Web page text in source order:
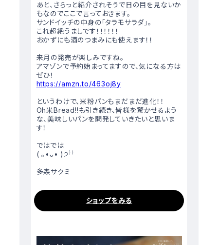
あと、さらっと紹介されそうで日の目を見ないか
もなのでここで言っておきます。
サンドイッチの中身の「タラモサラダ」。
これ超絶うましです！！！！！！
おかずにも酒のつまみにも使えます！！
来月の発売が楽しみですね。
アマゾンで予約始まってますので、気になる方は
ぜひ！
https://amzn.to/463oj8y
というわけで、米粉パンもまだまだ進化！！
Oh米Bread!!も引き続き、皆様を驚かせるよう
な、美味しいパンを開発していきたいと思いま
す！
ではでは
( ｡•ᴗ• )੭⁾⁾
多森サクミ
ショップをみる